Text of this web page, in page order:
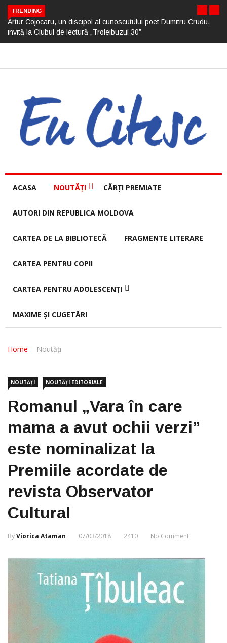
TRENDING
Artur Cojocaru, un discipol al cunoscutului poet Dumitru Crudu,
invită la Clubul de lectură „Troleibuzul 30”
ACASA NOUTĂȚI CĂRȚI PREMIATE
AUTORI DIN REPUBLICA MOLDOVA
CARTEA DE LA BIBLIOTECĂ FRAGMENTE LITERARE
CARTEA PENTRU COPII
CARTEA PENTRU ADOLESCENȚI
MAXIME ȘI CUGETĂRI
Home Noutăți
NOUTĂȚI NOUTĂȚI EDITORIALE
Romanul „Vara în care
mama a avut ochii verzi”
este nominalizat la
Premiile acordate de
revista Observator
Cultural
ByViorica Ataman 07/03/2018 2410 No Comment